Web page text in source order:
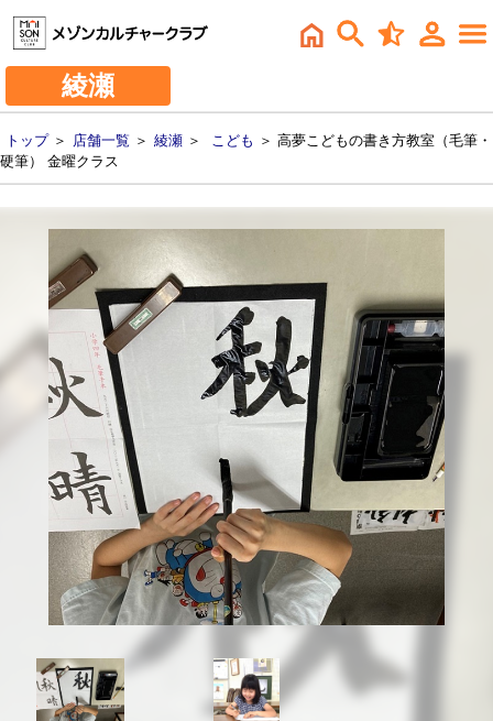
綾瀬
トップ＞ 店舗一覧 ＞ 綾瀬 ＞ こども ＞ 高夢こどもの書き方教室（毛筆・
硬筆） 金曜クラス